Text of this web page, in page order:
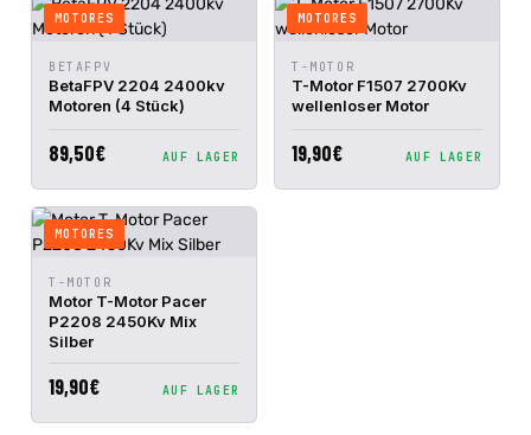
MOTORES
SCHNELLANSICHT
WARENKORB
BETAFPV
BetaFPV 2204 2400kv
Motoren (4 Stück)
89,50€ AUF LAGER
MOTORES
SCHNELLANSICHT
WARENKORB
T-MOTOR
T-Motor F1507 2700Kv
wellenloser Motor
19,90€ AUF LAGER
MOTORES
SCHNELLANSICHT
WARENKORB
T-MOTOR
Motor T-Motor Pacer
P2208 2450Kv Mix
Silber
19,90€ AUF LAGER